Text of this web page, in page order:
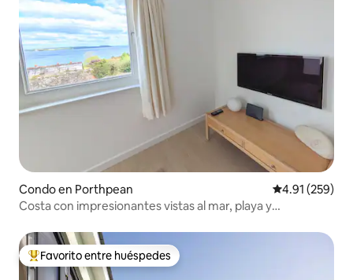
Condo en Porthpean Calificación
4.91 (259)
Costa con impresionantes vistas al mar, playa y
Favorito entre huéspedes preferido
Favorito entre huéspedes